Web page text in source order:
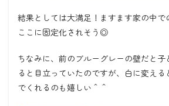
結果としては大満足！ますます家の中
ここに固定化されそう◎
ちなみに、前のブルーグレーの壁だと
ると目立っていたのですが、白に変え
でくれるのも嬉しい＾＾